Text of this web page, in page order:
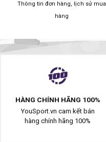
Thông tin đơn hàng, lịch sử mua
hàng
HÀNG CHÍNH HÃNG 100%
YouSport.vn cam kết bán
hàng chính hãng 100%